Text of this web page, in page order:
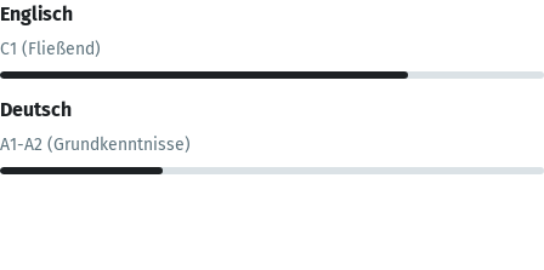
Englisch
C1 (Fließend)
Deutsch
A1-A2 (Grundkenntnisse)